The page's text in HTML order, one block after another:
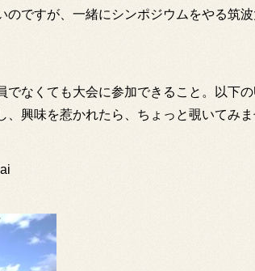
のですが、一緒にシンポジウムをやる筑
でなくても大会に参加できること。以下
、興味を惹かれたら、ちょっと覗いてみま